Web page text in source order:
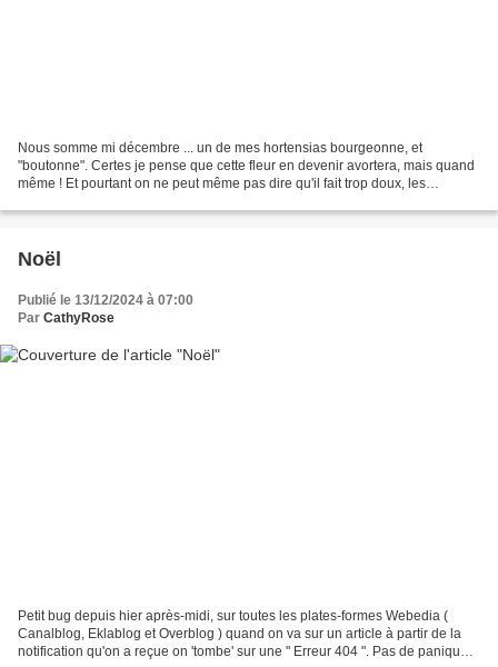
Nous somme mi décembre ... un de mes hortensias bourgeonne, et
"boutonne". Certes je pense que cette fleur en devenir avortera, mais quand
même ! Et pourtant on ne peut même pas dire qu'il fait trop doux, les
Noël
Publié le 13/12/2024 à 07:00
Par CathyRose
Petit bug depuis hier après-midi, sur toutes les plates-formes Webedia (
Canalblog, Eklablog et Overblog ) quand on va sur un article à partir de la
notification qu'on a reçue on 'tombe' sur une " Erreur 404 ". Pas de panique,